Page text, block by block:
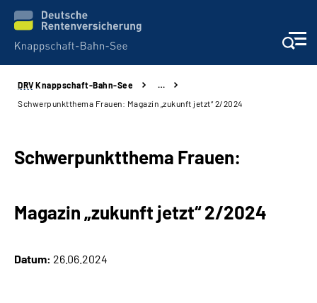
Aktuelles & Presse
Reha-Kliniken
KBS exklusiv
DRV Knappschaft-Bahn-See
…
Schwerpunktthema Frauen: Magazin „zukunft jetzt“ 2/2024
Schwerpunktthema Frauen:
Magazin „zukunft jetzt“ 2/2024
Datum: 26.06.2024